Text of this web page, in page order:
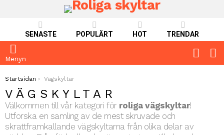
SENASTE POPULÄRT HOT TRENDAR
Menyn
You are here:
Startsidan Vägskyltar
VÄGSKYLTAR
Välkommen till vår kategori för roliga vägskyltar!
Utforska en samling av de mest skruvade och
skrattframkallande vägskyltarna från olika delar av